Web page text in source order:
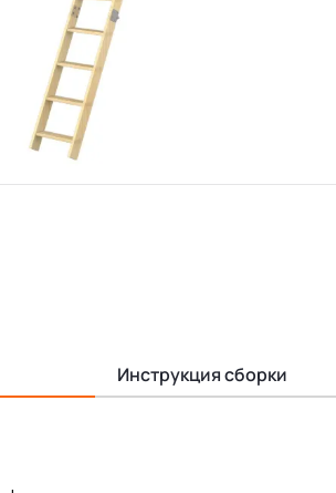
Инструкция сборки